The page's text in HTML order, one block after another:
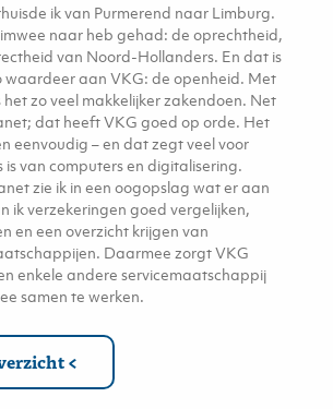
ik van Purmerend naar Limburg.
naar heb gehad: de oprechtheid,
van Noord-Hollanders. En dat is
waardeer aan VKG: de openheid. Met
zo veel makkelijker zakendoen. Net
dat heeft VKG goed op orde. Het
eenvoudig – en dat zegt veel voor
is van computers en digitalisering.
zie ik in een oogopslag wat er aan
ik verzekeringen goed vergelijken,
en een overzicht krijgen van
Daarmee zorgt VKG
enkele andere servicemaatschappij
samen te werken.